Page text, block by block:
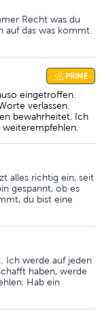
Recht was du
auf das was kommt.
PRIME
eingetroffen.
verlassen.
bewahrheitet. Ich
alles richtig ein, seit
gespannt, ob es
du bist eine
Ich werde auf jeden
haben, werde
Hab ein